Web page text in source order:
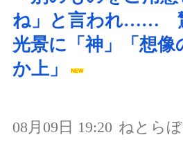
ね」と言われ……
光景に「神」「想像
か上」
08月09日 19:20 ねとらぼ